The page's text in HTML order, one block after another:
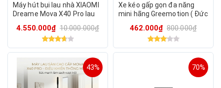
Máy hút bụi lau nhà XIAOMI
Dreame Mova X40 Pro lau
khô giẻ
4.550.000₫ 10.000.000₫
Xe kéo gấp gọn đa năng
mini hãng Greemotion ( Đức
camping, du lịch
462.000₫ 800.000₫
43% 70%